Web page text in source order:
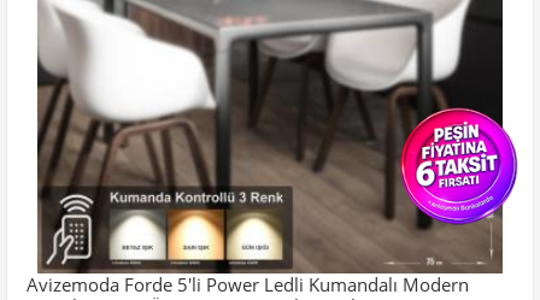
Avizemoda Forde 5'li Power Ledli Kumandalı Modern